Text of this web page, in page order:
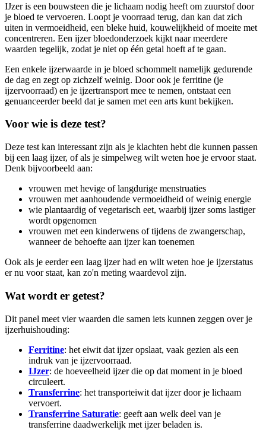
IJzer is een bouwsteen die je lichaam nodig heeft om zuurstof door
je bloed te vervoeren. Loopt je voorraad terug, dan kan dat zich
uiten in vermoeidheid, een bleke huid, kouwelijkheid of moeite met
concentreren. Een ijzer bloedonderzoek kijkt naar meerdere
waarden tegelijk, zodat je niet op één getal hoeft af te gaan.
Een enkele ijzerwaarde in je bloed schommelt namelijk gedurende
de dag en zegt op zichzelf weinig. Door ook je ferritine (je
ijzervoorraad) en je ijzertransport mee te nemen, ontstaat een
genuanceerder beeld dat je samen met een arts kunt bekijken.
Voor wie is deze test?
Deze test kan interessant zijn als je klachten hebt die kunnen passen
bij een laag ijzer, of als je simpelweg wilt weten hoe je ervoor staat.
Denk bijvoorbeeld aan:
vrouwen met hevige of langdurige menstruaties
vrouwen met aanhoudende vermoeidheid of weinig energie
wie plantaardig of vegetarisch eet, waarbij ijzer soms lastiger
wordt opgenomen
vrouwen met een kinderwens of tijdens de zwangerschap,
wanneer de behoefte aan ijzer kan toenemen
Ook als je eerder een laag ijzer had en wilt weten hoe je ijzerstatus
er nu voor staat, kan zo'n meting waardevol zijn.
Wat wordt er getest?
Dit panel meet vier waarden die samen iets kunnen zeggen over je
ijzerhuishouding:
Ferritine: het eiwit dat ijzer opslaat, vaak gezien als een
indruk van je ijzervoorraad.
IJzer: de hoeveelheid ijzer die op dat moment in je bloed
circuleert.
Transferrine: het transporteiwit dat ijzer door je lichaam
vervoert.
Transferrine Saturatie: geeft aan welk deel van je
transferrine daadwerkelijk met ijzer beladen is.